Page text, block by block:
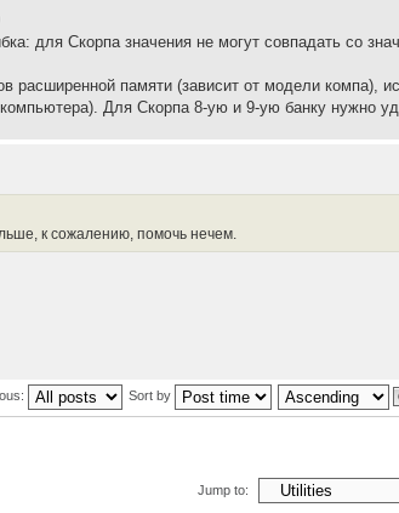
для Скорпа значения не могут совпадать со
расширенной памяти (зависит от модели компа),
Для Скорпа 8-ую и 9-ую банку нужно
к сожалению, помочь нечем.
Sort by
Jump to: